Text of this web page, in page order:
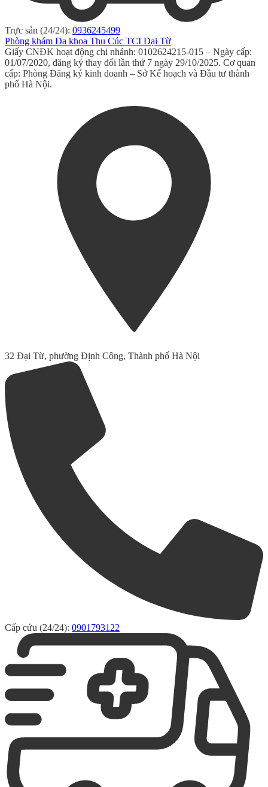
Trực sản (24/24): 0936245499
Phòng khám Đa khoa Thu Cúc TCI Đại Từ
Giấy CNĐK hoạt động chi nhánh: 0102624215-015 – Ngày cấp:
01/07/2020, đăng ký thay đổi lần thứ 7 ngày 29/10/2025. Cơ quan
cấp: Phòng Đăng ký kinh doanh – Sở Kế hoạch và Đầu tư thành
phố Hà Nội.
32 Đại Từ, phường Định Công, Thành phố Hà Nội
Cấp cứu (24/24): 0901793122